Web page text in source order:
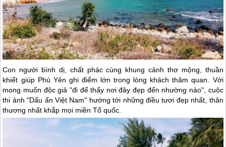
Con người bình dị, chất phác cùng khung cảnh thơ mộng, thuần
khiết giúp Phú Yên ghi điểm lớn trong lòng khách thăm quan. Với
mong muốn độc giả "đi để thấy nơi đây đẹp đến nhường nào", cuộc
thi ảnh "Dấu ấn Việt Nam" hướng tới những điều tươi đẹp nhất, thân
thương nhất khắp mọi miền Tổ quốc.